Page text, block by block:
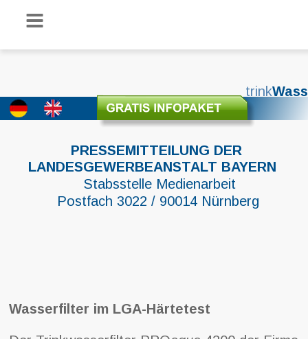
trink
PRESSEMITTEILUNG DER
LANDESGEWERBEANSTALT BAYERN
Stabsstelle Medienarbeit
Postfach 3022 / 90014 Nürnberg
Wasserfilter im LGA-Härtetest